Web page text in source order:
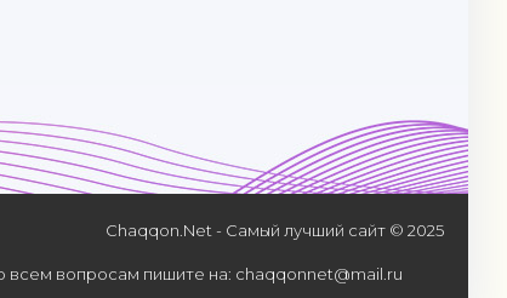
Chaqqon.Net - Самый лучший сайт © 2025
вопросам пишите на: chaqqonnet@mail.ru